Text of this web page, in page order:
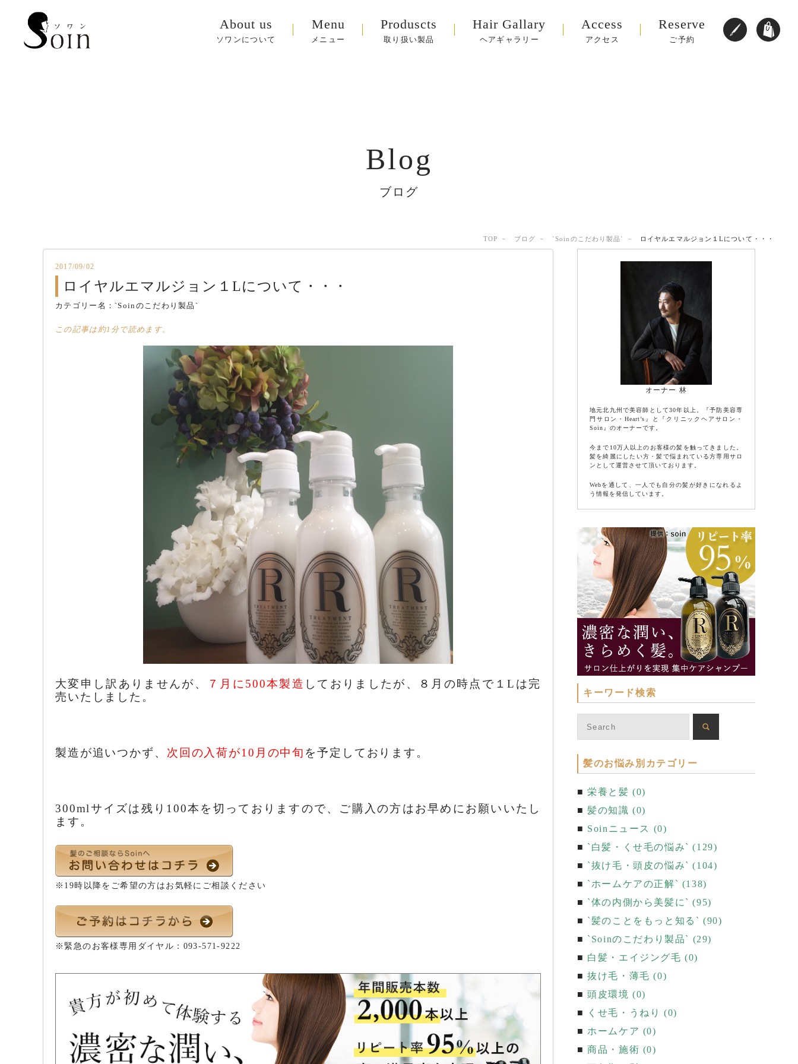
About us
ソワンについて
Menu
メニュー
Produscts
取り扱い製品
Hair Gallary
ヘアギャラリー
Access
アクセス
Reserve
ご予約
Blog
ブログ
TOP ブログ `Soinのこだわり製品` ロイヤルエマルジョン１Lについて・・・
2017/09/02
ロイヤルエマルジョン１Lについて・・・
カテゴリー名： `Soinのこだわり製品`
この記事は約1分で読めます。
大変申し訳ありませんが、 ７月に500本製造 しておりましたが、８月の時点で１Lは完
売いたしました。
製造が追いつかず、 次回の入荷が10月の中旬 を予定しております。
300mlサイズは残り100本を切っておりますので、ご購入の方はお早めにお願いいたし
ます。
※19時以降をご希望の方はお気軽にご相談ください
※緊急のお客様専用ダイヤル： 093-571-9222
オーナー 林
地元北九州で美容師として30年以上。『予防美容専
門サロン・Heart’s』と『クリニックヘアサロン・
Soin』のオーナーです。
今まで10万人以上のお客様の髪を触ってきました。
髪を綺麗にしたい方・髪で悩まれている方専用サロ
ンとして運営させて頂いております。
Webを通して、一人でも自分の髪が好きになれるよ
う情報を発信しています。
キーワード検索
髪のお悩み別カテゴリー
栄養と髪 (0)
髪の知識 (0)
Soinニュース (0)
`白髪・くせ毛の悩み` (129)
`抜け毛・頭皮の悩み` (104)
`ホームケアの正解` (138)
`体の内側から美髪に` (95)
`髪のことをもっと知る` (90)
`Soinのこだわり製品` (29)
白髪・エイジング毛 (0)
抜け毛・薄毛 (0)
頭皮環境 (0)
くせ毛・うねり (0)
ホームケア (0)
商品・施術 (0)